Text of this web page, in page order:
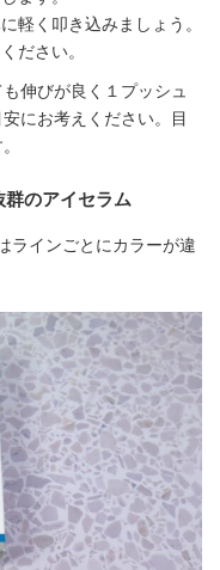
軽く叩き込みましょう。
ださい。
伸びが良く１プッシュ
にお考えください。目
のアイセラム
ラインごとにカラーが違